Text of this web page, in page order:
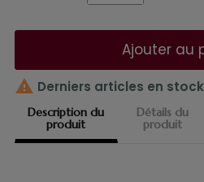
Description du
produit
Détails du
produit
Ajouter au
 Derniers articles en stock